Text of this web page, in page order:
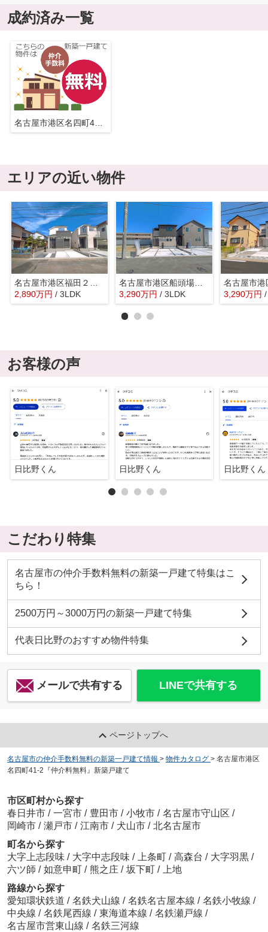
成約済み一覧
名古屋市港区名四町41-2『仲介料無料』新築戸建て
エリアの近い物件
名古屋市港区福田２丁目218『仲介料無料』新築戸建て
2,890万円 / 3LDK
名古屋市港区船頭場１丁目304『仲介料無料』新築戸建て
3,290万円 / 3LDK 3,290万円
お客様の声
日比野くん 日比野くん 日比野くん
こだわり特集
名古屋市の仲介手数料無料の新築一戸建て特集はこ
ちら！
2500万円～3000万円の新築一戸建て特集
代表日比野のおすすめ物件特集
メールで共有する LINEで共有する
ページトップへ
名古屋市の仲介手数料無料の新築一戸建て情報 > 物件カタログ > 名古屋市港区
名四町41-2『仲介料無料』新築戸建て
市区町村から探す
春日井市 / 一宮市 / 豊田市 / 小牧市 / 名古屋市守山区 /
岡崎市 / 瀬戸市 / 江南市 / 犬山市 / 北名古屋市
町名から探す
大字上志段味 / 大字中志段味 / 上条町 / 高森台 / 大字羽黒 /
六ツ師 / 如意申町 / 熊之庄 / 坂下町 / 上地
路線から探す
愛知環状鉄道 / 名鉄犬山線 / 名鉄名古屋本線 / 名鉄小牧線 /
中央線 / 名鉄尾西線 / 東海道本線 / 名鉄瀬戸線 /
名古屋市営東山線 / 名鉄三河線